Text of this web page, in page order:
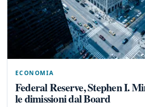
ECONOMIA
Federal Reserve, Stephen I.
le dimissioni dal Board